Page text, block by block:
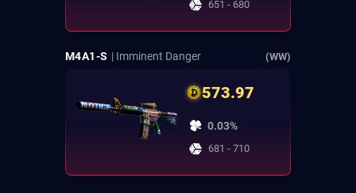
651 - 680
M4A1-S | Imminent Danger (WW)
573.97
0.03%
681 - 710